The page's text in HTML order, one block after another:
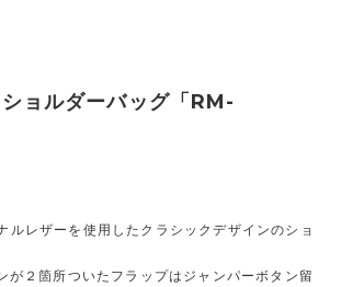
ョルダーバッグ「RM-
ルレザーを使用したクラシックデザインのショ
が２箇所ついたフラップはジャンパーボタン留